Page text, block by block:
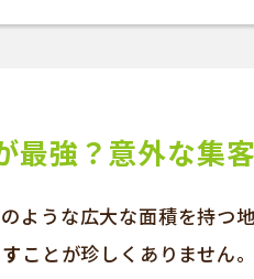
最強？意外な集
ような広大な面積を持つ
ことが珍しくありません